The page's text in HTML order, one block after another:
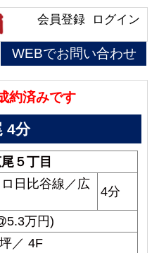
ログイン
会員登録
WEBでお問い合わせ
約済みです
4分
５丁目
日比谷線／広
4分
万円)
／ 4F